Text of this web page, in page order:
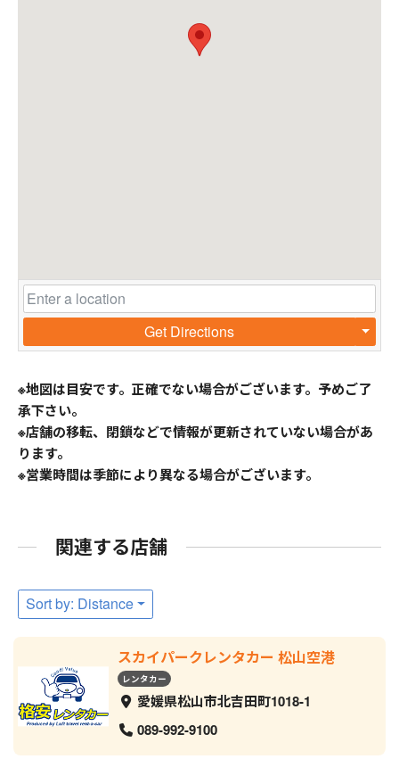
Get Directions
※地図は目安です。正確でない場合がございます。予めご了
承下さい。
※店舗の移転、閉鎖などで情報が更新されていない場合があ
ります。
※営業時間は季節により異なる場合がございます。
関連する店舗
Sort by: Distance
スカイパークレンタカー 松山空港
レンタカー
愛媛県松山市北吉田町1018-1
089-992-9100